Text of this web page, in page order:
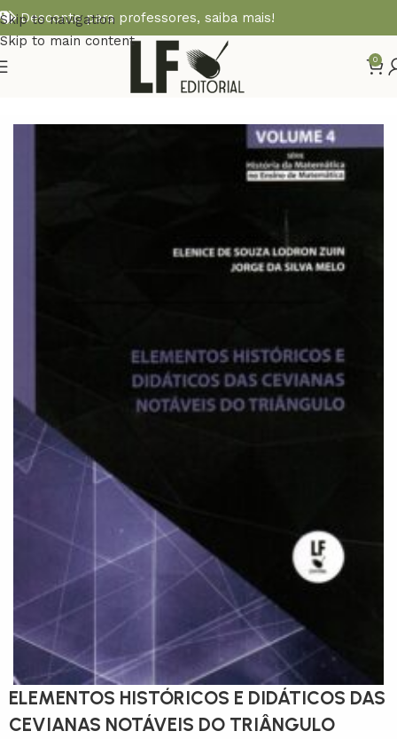
Skip to navigation
Skip to main content
Desconto para professores, saiba mais!
0
Início
ELEMENTOS HISTÓRICOS E DIDÁTICOS DAS
CEVIANAS NOTÁVEIS DO TRIÂNGULO